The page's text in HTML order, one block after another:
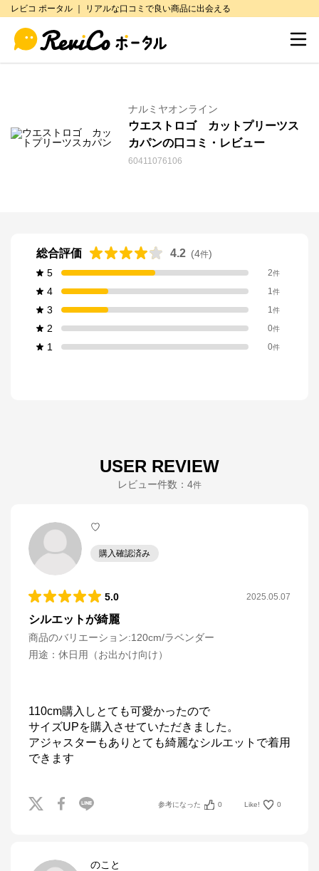
レビコ ポータル ｜ リアルな口コミで良い商品に出会える
ナルミヤオンライン
ウエストロゴ カットプリーツス
カパンの口コミ・レビュー
60411076106
総合評価 4.2 (4件)
5
2件
4 1件
3 1件
2 0件
1 0件
USER REVIEW
レビュー件数： 4件
♡
購入確認済み
5.0 2025.05.07
シルエットが綺麗
商品のバリエーション:120cm/ラベンダー
用途 ： 休日用（お出かけ向け）
110cm購入しとても可愛かったので
サイズUPを購入させていただきました。
アジャスターもありとても綺麗なシルエットで着用
できます
参考になった 0 Like! 0
のこと